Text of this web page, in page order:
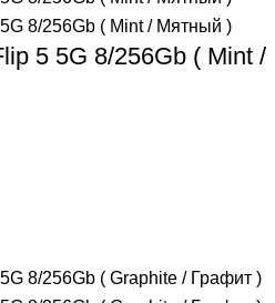
5 5G 8/256Gb ( Mint /